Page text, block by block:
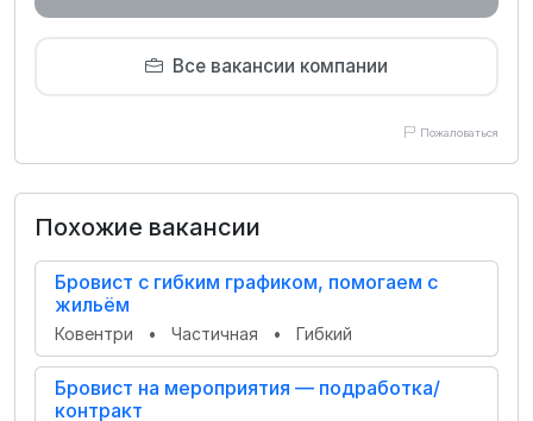
Все вакансии компании
Пожаловаться
Похожие вакансии
Бровист с гибким графиком, помогаем с
жильём
Ковентри • Частичная • Гибкий
Бровист на мероприятия — подработка/
контракт